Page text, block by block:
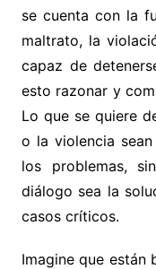
se cuenta con la
maltrato, la
capaz de
esto razonar y
Lo que se quiere
o la violencia
los problemas,
diálogo sea la
casos críticos.
Imagine que están